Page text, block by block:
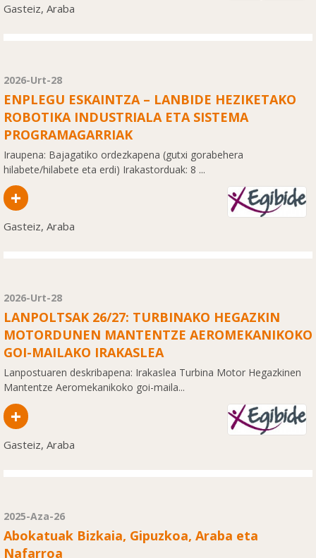
Gasteiz, Araba
2026-Urt-28
ENPLEGU ESKAINTZA – LANBIDE HEZIKETAKO
ROBOTIKA INDUSTRIALA ETA SISTEMA
PROGRAMAGARRIAK
Iraupena: Bajagatiko ordezkapena (gutxi gorabehera
hilabete/hilabete eta erdi) Irakastorduak: 8 ...
+
Gasteiz, Araba
2026-Urt-28
LANPOLTSAK 26/27: TURBINAKO HEGAZKIN
MOTORDUNEN MANTENTZE AEROMEKANIKOKO
GOI-MAILAKO IRAKASLEA
Lanpostuaren deskribapena: Irakaslea Turbina Motor Hegazkinen
Mantentze Aeromekanikoko goi-maila...
+
Gasteiz, Araba
2025-Aza-26
Abokatuak Bizkaia, Gipuzkoa, Araba eta
Nafarroa